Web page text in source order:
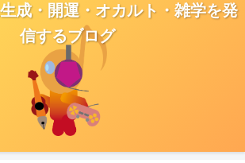
成・開運・オカルト・雑学を発
信するブログ